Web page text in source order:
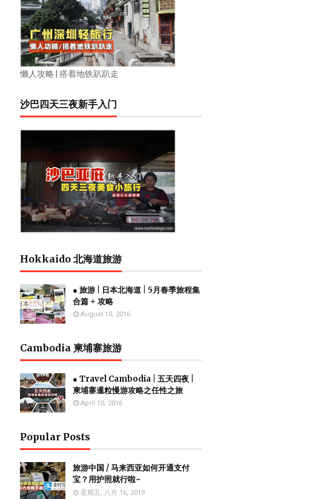
懒人攻略 | 搭着地铁趴趴走
沙巴四天三夜新手入门
Hokkaido 北海道旅游
● 旅游 | 日本北海道 | 5月春季旅程集
合篇 + 攻略
August 10, 2016
Cambodia 柬埔寨旅游
● Travel Cambodia | 五天四夜 |
柬埔寨暹粒慢游攻略之任性之旅
April 10, 2016
Popular Posts
旅游中国 / 马来西亚如何开通支付
宝？用护照就行啦~
星期五, 八月 16, 2019